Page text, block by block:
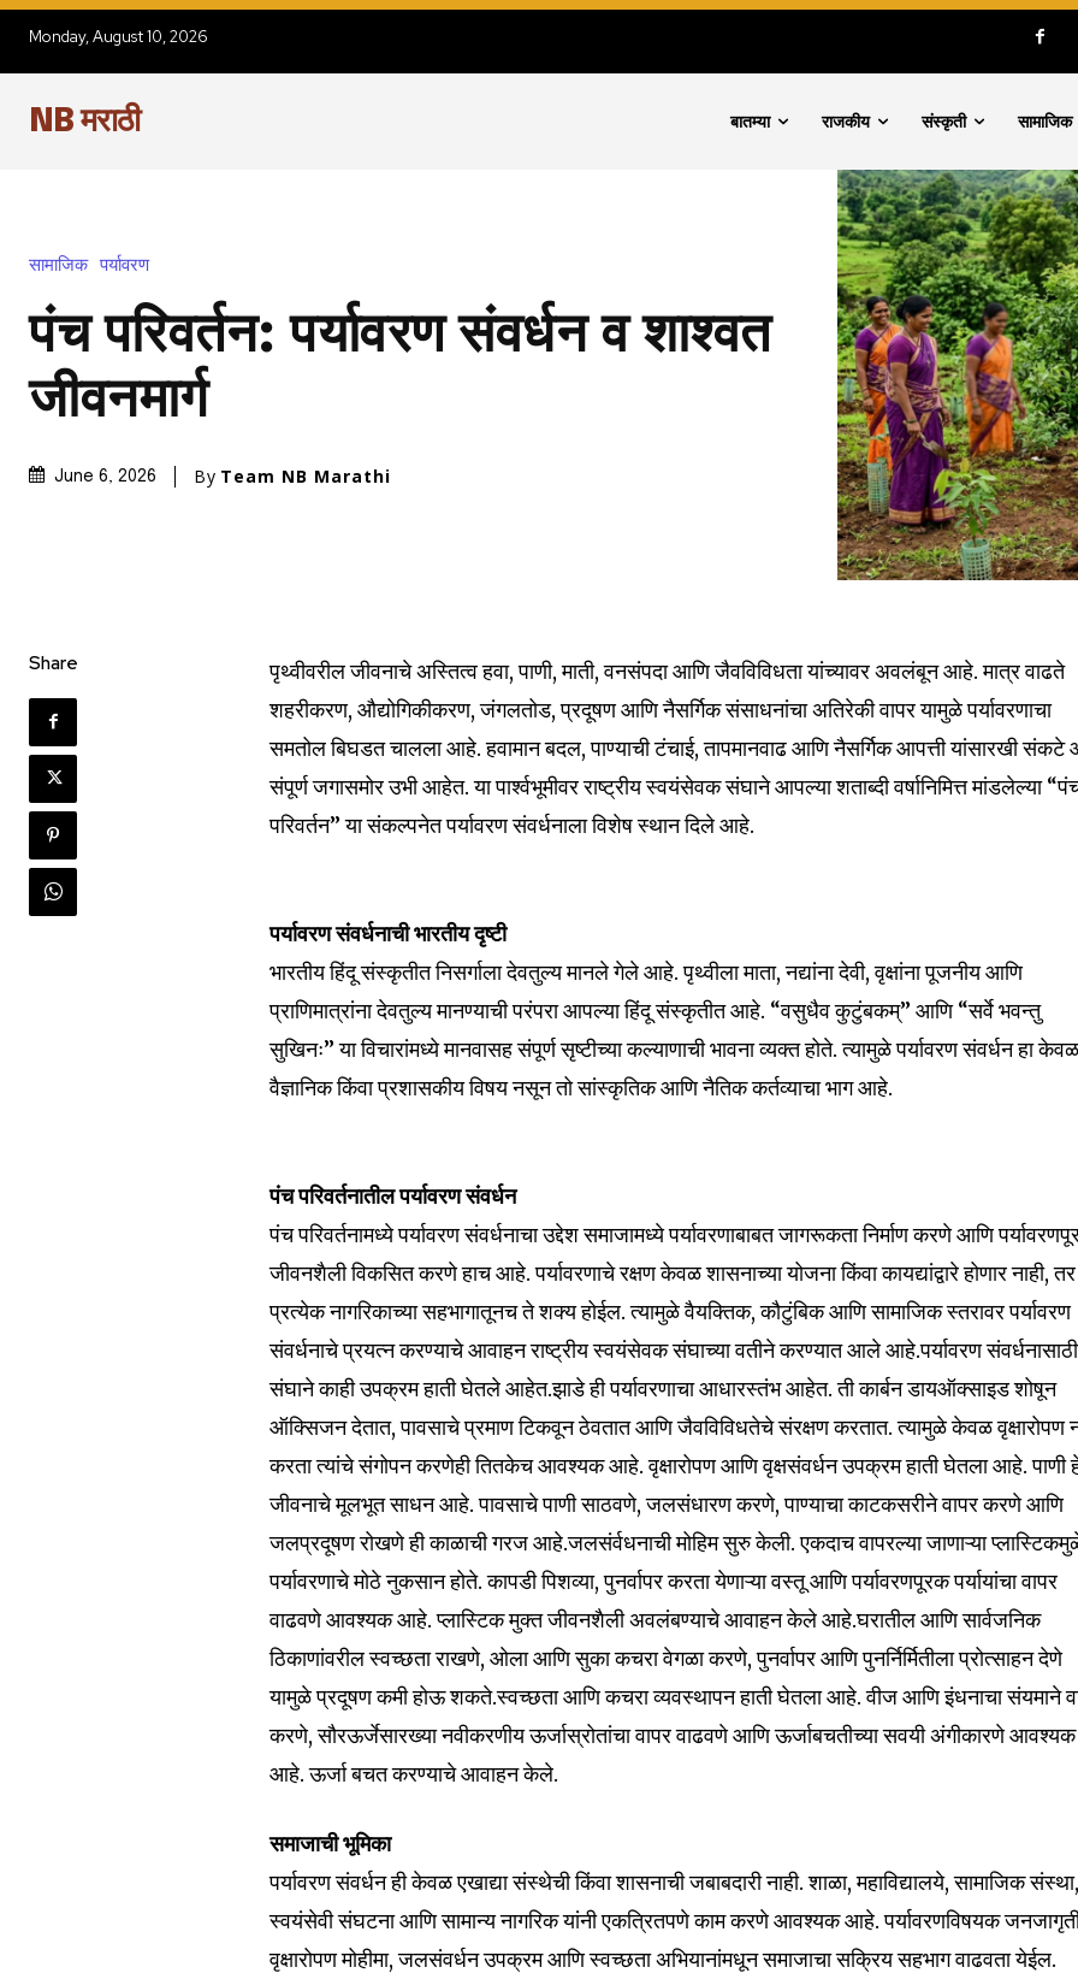
Join our community of
SUBSCRIBERS and be part
of the conversation.
To subscribe, simply enter your email address on our website or click
the subscribe button below. Don't worry, we respect your privacy and
won't spam your inbox. Your information is safe with us.
I've read and
6,300
Fans
32,111
Followers
Monday, August 10, 2026
NB मराठी बातम्या राजकीय संस्कृती सामाजिक
सामाजिक पर्यावरण
पंच परिवर्तन: पर्यावरण संवर्धन व शाश्वत
जीवनमार्ग
June 6, 2026 By Team NB Marathi
Share
पृथ्वीवरील जीवनाचे अस्तित्व हवा, पाणी, माती, वनसंपदा आणि जैवविविधता यांच्यावर अवलंबून आहे. मात्र वाढते
शहरीकरण, औद्योगिकीकरण, जंगलतोड, प्रदूषण आणि नैसर्गिक संसाधनांचा अतिरेकी वापर यामुळे पर्यावरणाचा
समतोल बिघडत चालला आहे. हवामान बदल, पाण्याची टंचाई, तापमानवाढ आणि नैसर्गिक आपत्ती यांसारखी
संपूर्ण जगासमोर उभी आहेत. या पार्श्वभूमीवर राष्ट्रीय स्वयंसेवक संघाने आपल्या शताब्दी वर्षानिमित्त मांडलेल्या
परिवर्तन” या संकल्पनेत पर्यावरण संवर्धनाला विशेष स्थान दिले आहे.
पर्यावरण संवर्धनाची भारतीय दृष्टी
भारतीय हिंदू संस्कृतीत निसर्गाला देवतुल्य मानले गेले आहे. पृथ्वीला माता, नद्यांना देवी, वृक्षांना पूजनीय आणि
प्राणिमात्रांना देवतुल्य मानण्याची परंपरा आपल्या हिंदू संस्कृतीत आहे. “वसुधैव कुटुंबकम्” आणि “सर्वे भवन्तु
सुखिनः” या विचारांमध्ये मानवासह संपूर्ण सृष्टीच्या कल्याणाची भावना व्यक्त होते. त्यामुळे पर्यावरण संवर्धन हा
वैज्ञानिक किंवा प्रशासकीय विषय नसून तो सांस्कृतिक आणि नैतिक कर्तव्याचा भाग आहे.
पंच परिवर्तनातील पर्यावरण संवर्धन
पंच परिवर्तनामध्ये पर्यावरण संवर्धनाचा उद्देश समाजामध्ये पर्यावरणाबाबत जागरूकता निर्माण करणे आणि
जीवनशैली विकसित करणे हाच आहे. पर्यावरणाचे रक्षण केवळ शासनाच्या योजना किंवा कायद्यांद्वारे होणार नाही, तर
प्रत्येक नागरिकाच्या सहभागातूनच ते शक्य होईल. त्यामुळे वैयक्तिक, कौटुंबिक आणि सामाजिक स्तरावर पर्यावरण
संवर्धनाचे प्रयत्न करण्याचे आवाहन राष्ट्रीय स्वयंसेवक संघाच्या वतीने करण्यात आले आहे.पर्यावरण संवर्धनासाठी
संघाने काही उपक्रम हाती घेतले आहेत.झाडे ही पर्यावरणाचा आधारस्तंभ आहेत. ती कार्बन डायऑक्साइड शोषून
ऑक्सिजन देतात, पावसाचे प्रमाण टिकवून ठेवतात आणि जैवविविधतेचे संरक्षण करतात. त्यामुळे केवळ वृक्षारोपण
करता त्यांचे संगोपन करणेही तितकेच आवश्यक आहे. वृक्षारोपण आणि वृक्षसंवर्धन उपक्रम हाती घेतला आहे. पाणी
जीवनाचे मूलभूत साधन आहे. पावसाचे पाणी साठवणे, जलसंधारण करणे, पाण्याचा काटकसरीने वापर करणे आणि
जलप्रदूषण रोखणे ही काळाची गरज आहे.जलसंर्वधनाची मोहिम सुरु केली. एकदाच वापरल्या जाणाऱ्या
पर्यावरणाचे मोठे नुकसान होते. कापडी पिशव्या, पुनर्वापर करता येणाऱ्या वस्तू आणि पर्यावरणपूरक पर्यायांचा वापर
वाढवणे आवश्यक आहे. प्लास्टिक मुक्त जीवनशैली अवलंबण्याचे आवाहन केले आहे.घरातील आणि सार्वजनिक
ठिकाणांवरील स्वच्छता राखणे, ओला आणि सुका कचरा वेगळा करणे, पुनर्वापर आणि पुनर्निर्मितीला प्रोत्साहन देणे
यामुळे प्रदूषण कमी होऊ शकते.स्वच्छता आणि कचरा व्यवस्थापन हाती घेतला आहे. वीज आणि इंधनाचा संयमाने
करणे, सौरऊर्जेसारख्या नवीकरणीय ऊर्जास्रोतांचा वापर वाढवणे आणि ऊर्जाबचतीच्या सवयी अंगीकारणे आवश्यक
आहे. ऊर्जा बचत करण्याचे आवाहन केले.
समाजाची भूमिका
पर्यावरण संवर्धन ही केवळ एखाद्या संस्थेची किंवा शासनाची जबाबदारी नाही. शाळा, महाविद्यालये, सामाजिक
स्वयंसेवी संघटना आणि सामान्य नागरिक यांनी एकत्रितपणे काम करणे आवश्यक आहे. पर्यावरणविषयक
वृक्षारोपण मोहीमा, जलसंवर्धन उपक्रम आणि स्वच्छता अभियानांमधून समाजाचा सक्रिय सहभाग वाढवता येईल.